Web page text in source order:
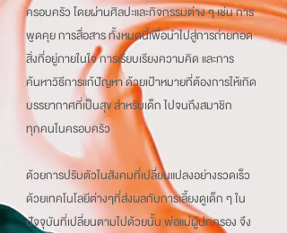
ครอบครัว โดยผ่านศิลปะและกิจกรรมต่าง ๆ เช่น การ
พูดคุย การสื่อสาร ทั้งหมดนี้เพื่อนำไปสู่การถ่ายทอด
สิ่งที่อยู่ภายในใจ การเรียบเรียงความคิด และการ
ค้นหาวิธีการแก้ปัญหา ด้วยเป้าหมายที่ต้องการให้เกิด
บรรยากาศที่เป็นสุข สำหรับเด็ก ไปจนถึงสมาชิก
ทุกคนในครอบครัว
ด้วยการปรับตัวในสังคมที่เปลี่ยนแปลงอย่างรวดเร็ว
ด้วยเทคโนโลยีต่างๆที่ส่งผลกับการเลี้ยงดูเด็ก ๆ ใน
ปัจจุบันที่เปลี่ยนตามไปด้วยนั้น พ่อแม่ผู้ปกครอง จึง